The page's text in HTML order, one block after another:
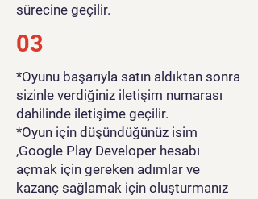
sürecine geçilir.
03
*Oyunu başarıyla satın aldıktan sonra
sizinle verdiğiniz iletişim numarası
dahilinde iletişime geçilir.
*Oyun için düşündüğünüz isim
,Google Play Developer hesabı
açmak için gereken adımlar ve
kazanç sağlamak için oluşturmanız